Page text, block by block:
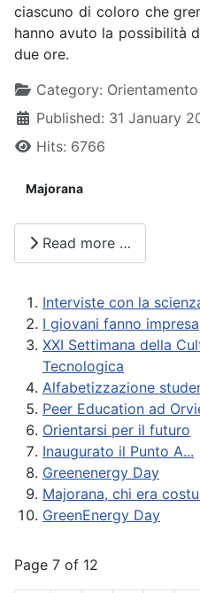
ciascuno di coloro che
hanno avuto la possibilità
due ore.
DetailsCategory: Orientamento
Published: 31 January
Hits: 6766
Majorana
Read more …
Interviste con la
I giovani fanno impresa
XXI Settimana della
Tecnologica
Alfabetizzazione
Peer Education ad
Orientarsi per il futuro
Inaugurato il Punto A...
Greenenergy Day
Majorana, chi era
GreenEnergy Day
Page 7 of 12